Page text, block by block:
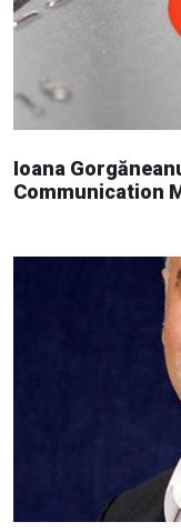
Ioana
Communication